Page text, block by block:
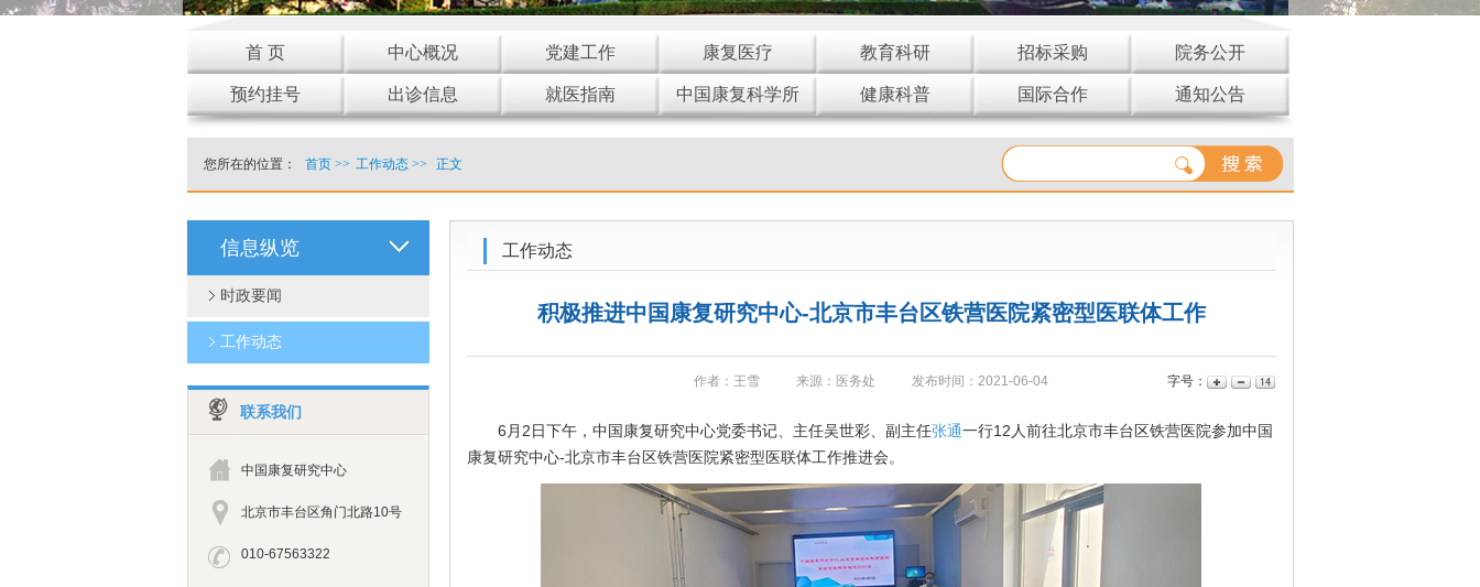
首 页 中心概况 党建工作 康复医疗 教育科研 招标采购 院务公开
预约挂号 出诊信息 就医指南 中国康复科学所 健康科普 国际合作 通知公告
您所在的位置： 首页>> 工作动态>> 正文
信息纵览
时政要闻
工作动态
联系我们
中国康复研究中心
北京市丰台区角门北路10号
010-67563322
工作动态
积极推进中国康复研究中心-北京市丰台区铁营医院紧密型医联体工作
作者：王雪 来源：医务处 发布时间：2021-06-04 字号：
6月2日下午，中国康复研究中心党委书记、主任吴世彩、副主任张通一行12人前往北京市丰台区铁营医院参加中国
康复研究中心-北京市丰台区铁营医院紧密型医联体工作推进会。